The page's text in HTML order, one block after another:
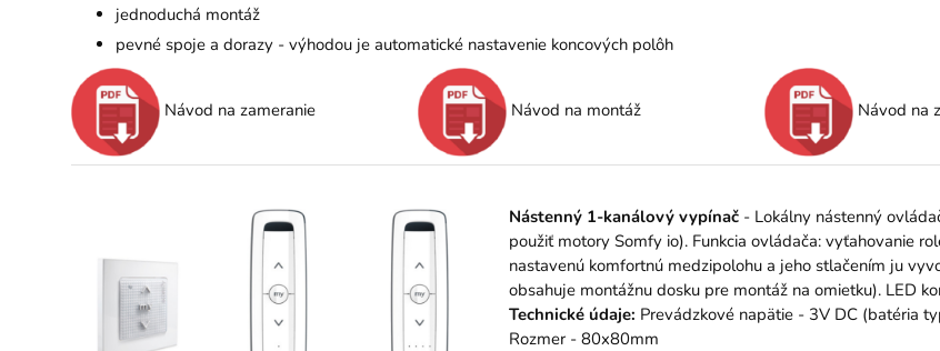
jednoduchá montáž
pevné spoje a dorazy - výhodou je automatické nastavenie koncových polôh
Návod na zameranie Návod na montáž Návod na
Nástenný 1-kanálový vypínač - Lokálny nástenný
použiť motory Somfy io). Funkcia ovládača: vyťahovanie
nastavenú komfortnú medzipolohu a jeho stlačením ju
obsahuje montážnu dosku pre montáž na omietku). LED
Technické údaje: Prevádzkové napätie - 3V DC (batéria
Rozmer - 80x80mm